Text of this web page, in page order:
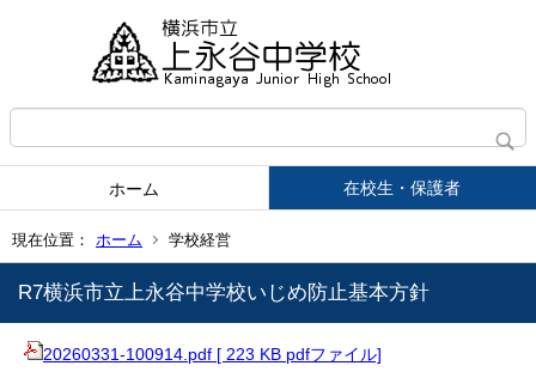
ホーム 在校生・保護者
現在位置： ホーム 学校経営
R7横浜市立上永谷中学校いじめ防止基本方針
20260331-100914.pdf [ 223 KB pdfファイル]